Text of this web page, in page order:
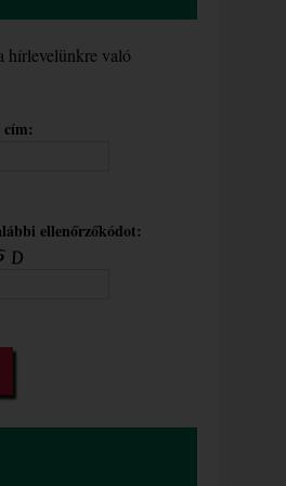
hírlevelünkre való
ellenőrzőkódot: